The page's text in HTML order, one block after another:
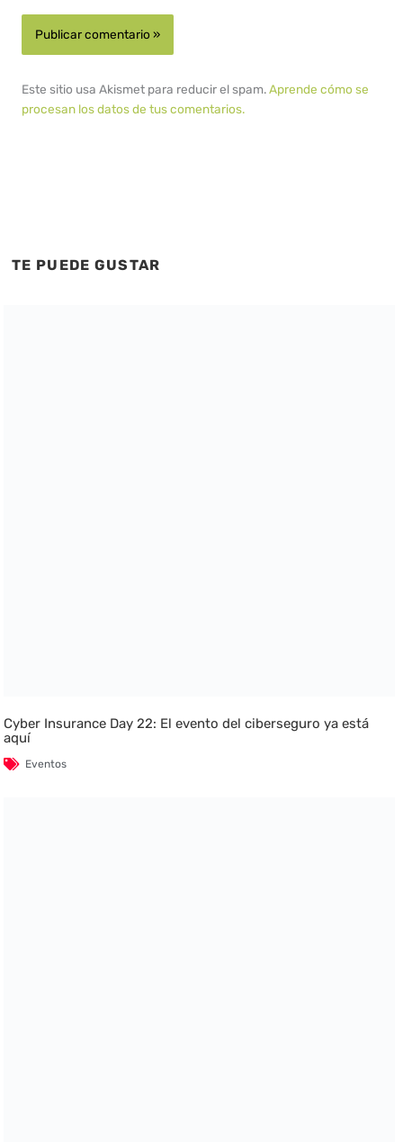
Este sitio usa Akismet para reducir el spam.Aprende cómo se
procesan los datos de tus comentarios.
TE PUEDE GUSTAR
Cyber Insurance Day 22: El evento del ciberseguro ya está
aquí
Eventos